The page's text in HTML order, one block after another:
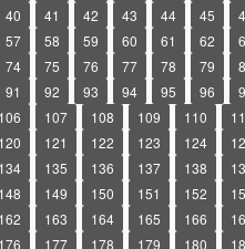
40 41 42 43 44 45
57 58 59 60 61 62
74 75 76 77 78 79
91 92 93 94 95 96
106 107 108 109 110
120 121 122 123 124
134 135 136 137 138
148 149 150 151 152
162 163 164 165 166
176 177 178 179 180